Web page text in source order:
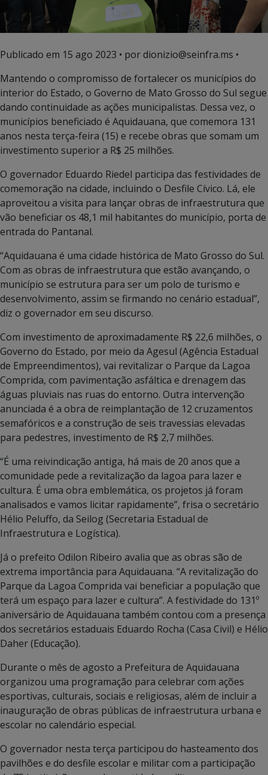
Publicado em 15 ago 2023 • por dionizio@seinfra.ms •
Mantendo o compromisso de fortalecer os municípios do
interior do Estado, o Governo de Mato Grosso do Sul segue
dando continuidade as ações municipalistas. Dessa vez, o
municípios beneficiado é Aquidauana, que comemora 131
anos nesta terça-feira (15) e recebe obras que somam um
investimento superior a R$ 25 milhões.
O governador Eduardo Riedel participa das festividades de
comemoração na cidade, incluindo o Desfile Cívico. Lá, ele
aproveitou a visita para lançar obras de infraestrutura que
vão beneficiar os 48,1 mil habitantes do município, porta de
entrada do Pantanal.
“Aquidauana é uma cidade histórica de Mato Grosso do Sul.
Com as obras de infraestrutura que estão avançando, o
município se estrutura para ser um polo de turismo e
desenvolvimento, assim se firmando no cenário estadual”,
diz o governador em seu discurso.
Com investimento de aproximadamente R$ 22,6 milhões, o
Governo do Estado, por meio da Agesul (Agência Estadual
de Empreendimentos), vai revitalizar o Parque da Lagoa
Comprida, com pavimentação asfáltica e drenagem das
águas pluviais nas ruas do entorno. Outra intervenção
anunciada é a obra de reimplantação de 12 cruzamentos
semafóricos e a construção de seis travessias elevadas
para pedestres, investimento de R$ 2,7 milhões.
“É uma reivindicação antiga, há mais de 20 anos que a
comunidade pede a revitalização da lagoa para lazer e
cultura. É uma obra emblemática, os projetos já foram
analisados e vamos licitar rapidamente”, frisa o secretário
Hélio Peluffo, da Seilog (Secretaria Estadual de
Infraestrutura e Logística).
Já o prefeito Odilon Ribeiro avalia que as obras são de
extrema importância para Aquidauana. “A revitalização do
Parque da Lagoa Comprida vai beneficiar a população que
terá um espaço para lazer e cultura”. A festividade do 131º
aniversário de Aquidauana também contou com a presença
dos secretários estaduais Eduardo Rocha (Casa Civil) e Hélio
Daher (Educação).
Durante o mês de agosto a Prefeitura de Aquidauana
organizou uma programação para celebrar com ações
esportivas, culturais, sociais e religiosas, além de incluir a
inauguração de obras públicas de infraestrutura urbana e
escolar no calendário especial.
O governador nesta terça participou do hasteamento dos
pavilhões e do desfile escolar e militar com a participação